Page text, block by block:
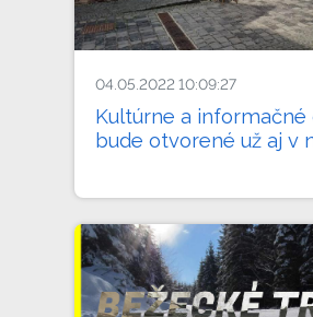
04.05.2022 10:09:27
Kultúrne a
bude otvorené už aj v